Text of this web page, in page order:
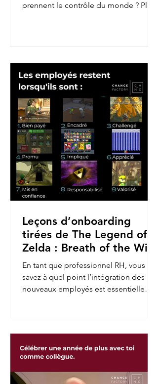
prennent le contrôle du monde ? Plus
Leçons d’onboarding
tirées de The Legend of
Zelda : Breath of the Wild
En tant que professionnel RH, vous
savez à quel point l’intégration des
nouveaux employés est essentielle